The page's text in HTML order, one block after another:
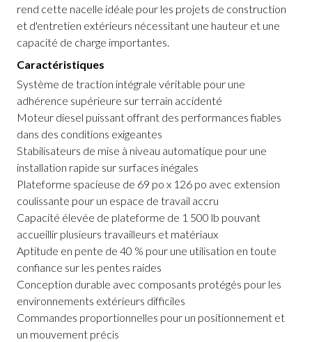
rend cette nacelle idéale pour les projets de construction
et d'entretien extérieurs nécessitant une hauteur et une
capacité de charge importantes.
Caractéristiques
Système de traction intégrale véritable pour une
adhérence supérieure sur terrain accidenté
Moteur diesel puissant offrant des performances fiables
dans des conditions exigeantes
Stabilisateurs de mise à niveau automatique pour une
installation rapide sur surfaces inégales
Plateforme spacieuse de 69 po x 126 po avec extension
coulissante pour un espace de travail accru
Capacité élevée de plateforme de 1 500 lb pouvant
accueillir plusieurs travailleurs et matériaux
Aptitude en pente de 40 % pour une utilisation en toute
confiance sur les pentes raides
Conception durable avec composants protégés pour les
environnements extérieurs difficiles
Commandes proportionnelles pour un positionnement et
un mouvement précis